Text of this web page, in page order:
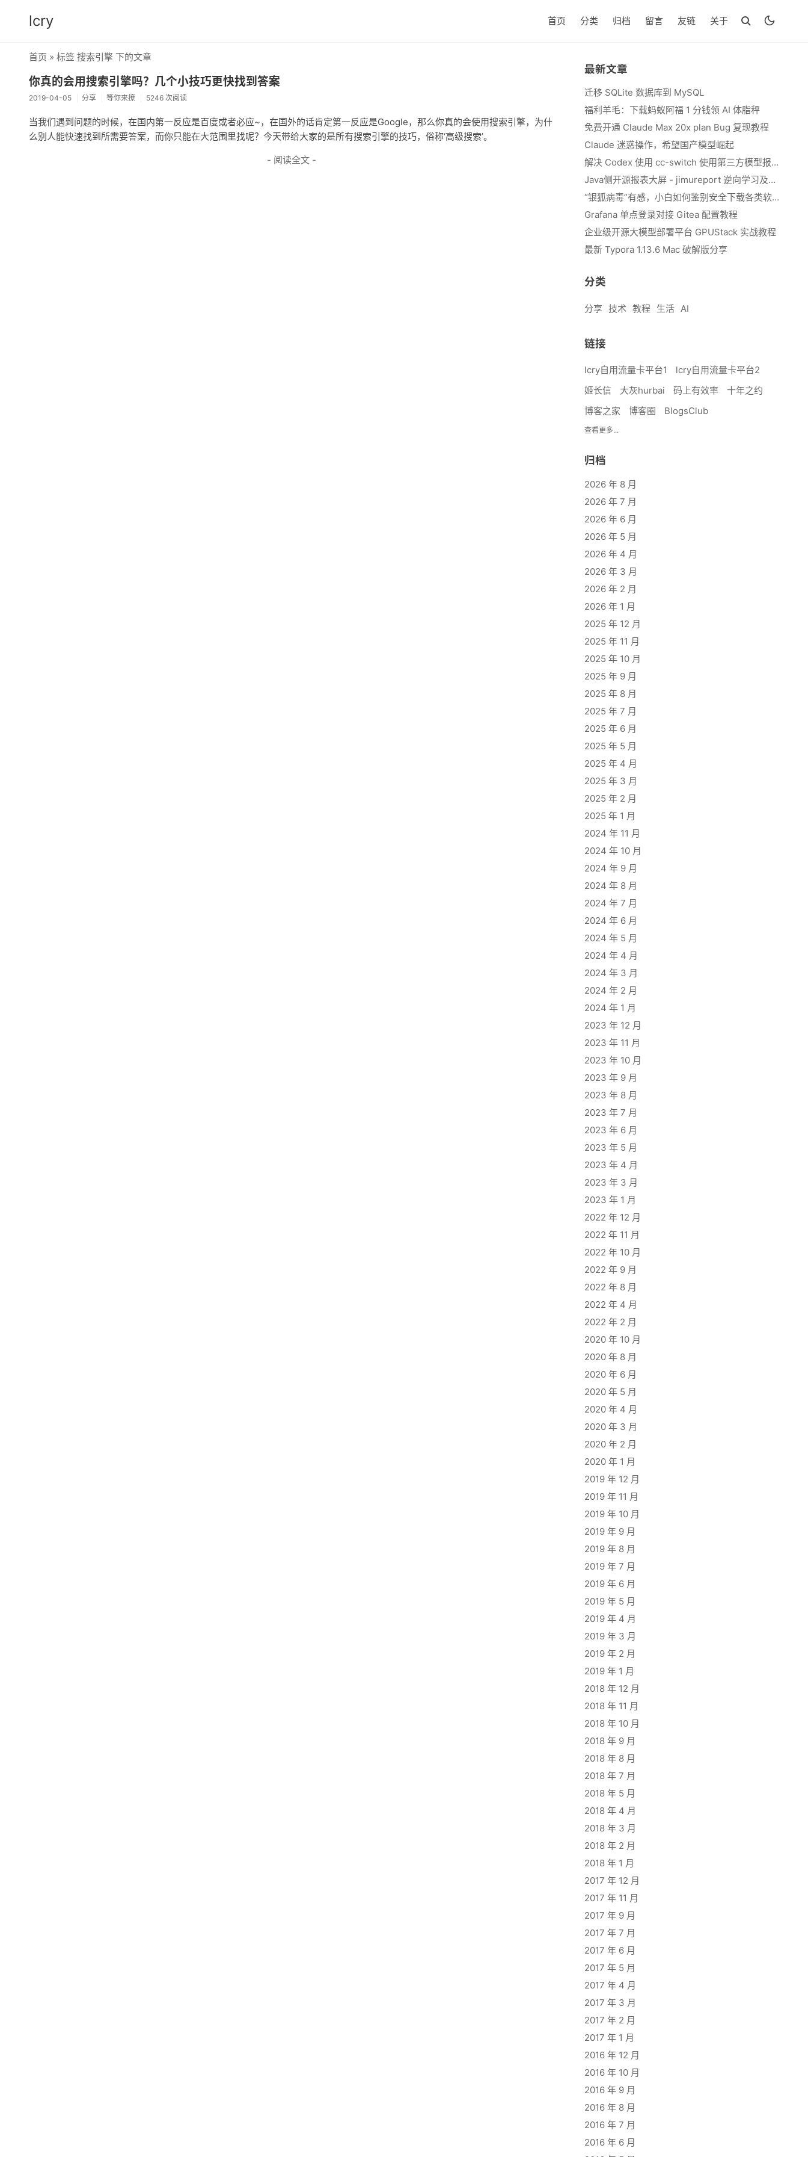
lcry 首页 分类 归档 留言 友链 关于
首页 » 标签 搜索引擎 下的文章
你真的会用搜索引擎吗？几个小技巧更快找到答案
2019-04-05 分享 等你来撩 5246 次阅读
当我们遇到问题的时候，在国内第一反应是百度或者必应~，在国外的话肯定第一反应是Google，那么你真的会使用搜索引擎，为什
么别人能快速找到所需要答案，而你只能在大范围里找呢？今天带给大家的是所有搜索引擎的技巧，俗称‘高级搜索’。
- 阅读全文 -
最新文章
迁移 SQLite 数据库到 MySQL
福利羊毛：下载蚂蚁阿福 1 分钱领 AI 体脂秤
免费开通 Claude Max 20x plan Bug 复现教程
Claude 迷惑操作，希望国产模型崛起
解决 Codex 使用 cc-switch 使用第三方模型报错 We&#039;re currently experiencing high demand, which may cause temporary errors.
Java侧开源报表大屏 - jimureport 逆向学习及二开思路
“银狐病毒”有感，小白如何鉴别安全下载各类软件
Grafana 单点登录对接 Gitea 配置教程
企业级开源大模型部署平台 GPUStack 实战教程
最新 Typora 1.13.6 Mac 破解版分享
分类
分享 技术 教程 生活 AI
链接
lcry自用流量卡平台1
lcry自用流量卡平台2
姬长信
大灰hurbai 码上有效率
十年之约
博客之家
博客圈 BlogsClub
查看更多...
归档
2026 年 8 月
2026 年 7 月
2026 年 6 月
2026 年 5 月
2026 年 4 月
2026 年 3 月
2026 年 2 月
2026 年 1 月
2025 年 12 月
2025 年 11 月
2025 年 10 月
2025 年 9 月
2025 年 8 月
2025 年 7 月
2025 年 6 月
2025 年 5 月
2025 年 4 月
2025 年 3 月
2025 年 2 月
2025 年 1 月
2024 年 11 月
2024 年 10 月
2024 年 9 月
2024 年 8 月
2024 年 7 月
2024 年 6 月
2024 年 5 月
2024 年 4 月
2024 年 3 月
2024 年 2 月
2024 年 1 月
2023 年 12 月
2023 年 11 月
2023 年 10 月
2023 年 9 月
2023 年 8 月
2023 年 7 月
2023 年 6 月
2023 年 5 月
2023 年 4 月
2023 年 3 月
2023 年 1 月
2022 年 12 月
2022 年 11 月
2022 年 10 月
2022 年 9 月
2022 年 8 月
2022 年 4 月
2022 年 2 月
2020 年 10 月
2020 年 8 月
2020 年 6 月
2020 年 5 月
2020 年 4 月
2020 年 3 月
2020 年 2 月
2020 年 1 月
2019 年 12 月
2019 年 11 月
2019 年 10 月
2019 年 9 月
2019 年 8 月
2019 年 7 月
2019 年 6 月
2019 年 5 月
2019 年 4 月
2019 年 3 月
2019 年 2 月
2019 年 1 月
2018 年 12 月
2018 年 11 月
2018 年 10 月
2018 年 9 月
2018 年 8 月
2018 年 7 月
2018 年 5 月
2018 年 4 月
2018 年 3 月
2018 年 2 月
2018 年 1 月
2017 年 12 月
2017 年 11 月
2017 年 9 月
2017 年 7 月
2017 年 6 月
2017 年 5 月
2017 年 4 月
2017 年 3 月
2017 年 2 月
2017 年 1 月
2016 年 12 月
2016 年 10 月
2016 年 9 月
2016 年 8 月
2016 年 7 月
2016 年 6 月